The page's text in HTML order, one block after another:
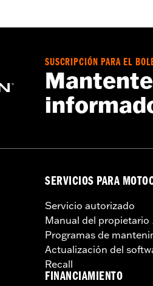
www.h-d.com/warranty
SUSCRIPCIÓN PARA EL
Mantente
SERVICIOS PARA
Servicio autorizado
Manual del propietario
Programas de
Actualización del
Recall
FINANCIAMIENTO